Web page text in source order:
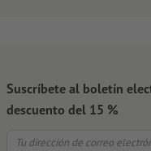
Suscríbete al boletín
descuento del 15 %